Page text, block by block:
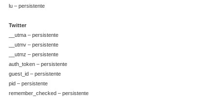
lu – persistente
Twitter
__utma – persistente
__utmv – persistente
__utmz – persistente
auth_token – persistente
guest_id – persistente
pid – persistente
remember_checked – persistente